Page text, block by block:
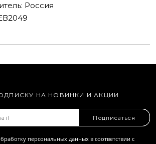
Россия
НА НОВИНКИ И АКЦИИ
Подписаться
персональных данных в соответствии с